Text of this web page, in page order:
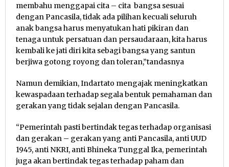
membahu menggapai cita – cita bangsa sesuai
dengan Pancasila, tidak ada pilihan kecuali seluruh
anak bangsa harus menyatukan hati pikiran dan
tenaga untuk persatuan dan persaudaraan, kita harus
kembali ke jati diri kita sebagi bangsa yang santun
berjiwa gotong royong dan toleran,”tandasnya
Namun demikian, Indartato mengajak meningkatkan
kewaspadaan terhadap segala bentuk pemahaman dan
gerakan yang tidak sejalan dengan Pancasila.
“Pemerintah pasti bertindak tegas terhadap organisasi
dan gerakan – gerakan yang anti Pancasila, anti UUD
1945, anti NKRI, anti Bhineka Tunggal Ika, pemerintah
juga akan bertindak tegas terhadap paham dan